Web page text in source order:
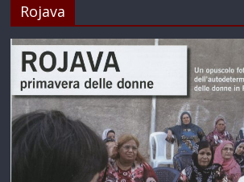
Rojava